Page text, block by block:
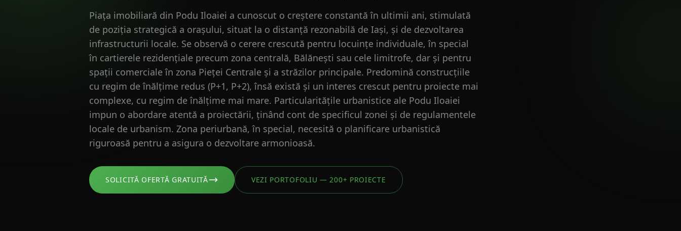
Piața imobiliară din Podu Iloaiei a cunoscut o creștere constantă în ultimii ani, stimulată
de poziția strategică a orașului, situat la o distanță rezonabilă de Iași, și de dezvoltarea
infrastructurii locale. Se observă o cerere crescută pentru locuințe individuale, în special
în cartierele rezidențiale precum zona centrală, Bălănești sau cele limitrofe, dar și pentru
spații comerciale în zona Pieței Centrale și a străzilor principale. Predomină construcțiile
cu regim de înălțime redus (P+1, P+2), însă există și un interes crescut pentru proiecte mai
complexe, cu regim de înălțime mai mare. Particularitățile urbanistice ale Podu Iloaiei
impun o abordare atentă a proiectării, ținând cont de specificul zonei și de regulamentele
locale de urbanism. Zona periurbană, în special, necesită o planificare urbanistică
riguroasă pentru a asigura o dezvoltare armonioasă.
SOLICITĂ OFERTĂ GRATUITĂ VEZI PORTOFOLIU — 200+ PROIECTE